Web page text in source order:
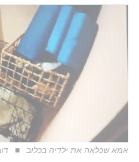
אמא שכלאה את ילדיה בכלוב